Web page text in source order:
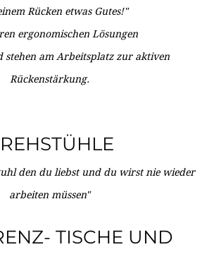
Rücken etwas Gutes!"
ergonomischen Lösungen
stehen am Arbeitsplatz zur aktiven
Rückenstärkung.
den du liebst und du wirst nie wieder
arbeiten müssen"
TISCHE UND